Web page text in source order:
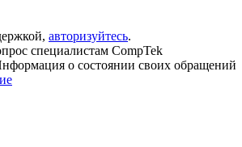
авторизуйтесь.
специалистам CompTek
о состоянии своих обращений